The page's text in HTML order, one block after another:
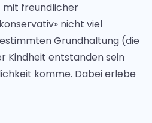
mit freundlicher
nicht viel
Grundhaltung (die
Kindheit entstanden sein
komme. Dabei erlebe